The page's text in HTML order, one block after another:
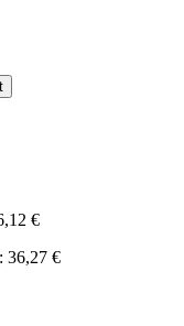
€
36,27 €